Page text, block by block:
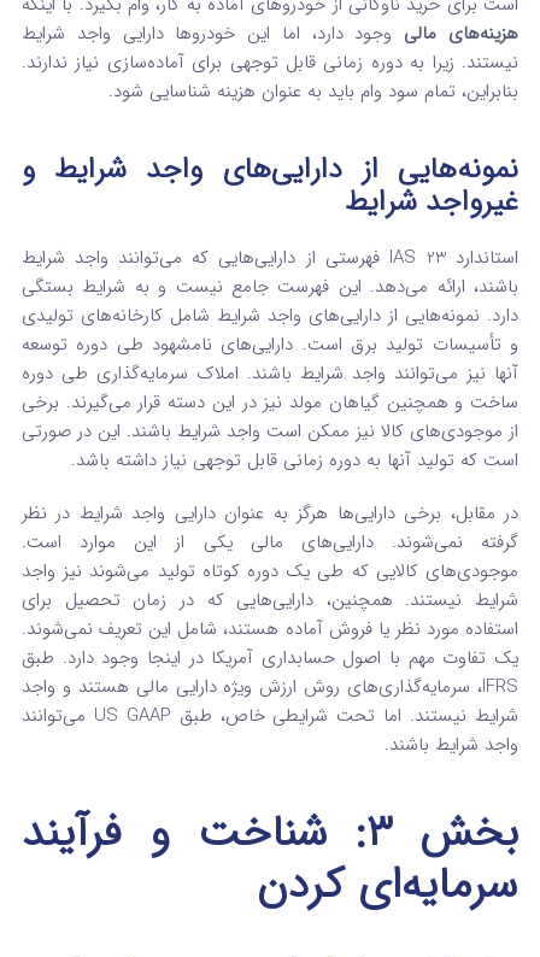
هزینه‌های مالی وجود دارد، اما این خودروها دارایی واجد شرایط
نیستند. زیرا به دوره زمانی قابل توجهی برای آماده‌سازی نیاز ندارند.
بنابراین، تمام سود وام باید به عنوان هزینه شناسایی شود.
نمونه‌هایی از دارایی‌های واجد شرایط و
غیرواجد شرایط
استاندارد IAS 23 فهرستی از دارایی‌هایی که می‌توانند واجد شرایط
باشند، ارائه می‌دهد. این فهرست جامع نیست و به شرایط بستگی
دارد. نمونه‌هایی از دارایی‌های واجد شرایط شامل کارخانه‌های تولیدی
و تأسیسات تولید برق است. دارایی‌های نامشهود طی دوره توسعه
آنها نیز می‌توانند واجد شرایط باشند. املاک سرمایه‌گذاری طی دوره
ساخت و همچنین گیاهان مولد نیز در این دسته قرار می‌گیرند. برخی
از موجودی‌های کالا نیز ممکن است واجد شرایط باشند. این در صورتی
است که تولید آنها به دوره زمانی قابل توجهی نیاز داشته باشد.
در مقابل، برخی دارایی‌ها هرگز به عنوان دارایی واجد شرایط در نظر
گرفته نمی‌شوند. دارایی‌های مالی یکی از این موارد است.
موجودی‌های کالایی که طی یک دوره کوتاه تولید می‌شوند نیز واجد
شرایط نیستند. همچنین، دارایی‌هایی که در زمان تحصیل برای
استفاده مورد نظر یا فروش آماده هستند، شامل این تعریف نمی‌شوند.
یک تفاوت مهم با اصول حسابداری آمریکا در اینجا وجود دارد. طبق
IFRS، سرمایه‌گذاری‌های روش ارزش ویژه دارایی مالی هستند و واجد
شرایط نیستند. اما تحت شرایطی خاص، طبق US GAAP می‌توانند
واجد شرایط باشند.
بخش ۳: شناخت و فرآیند
سرمایه‌ای کردن